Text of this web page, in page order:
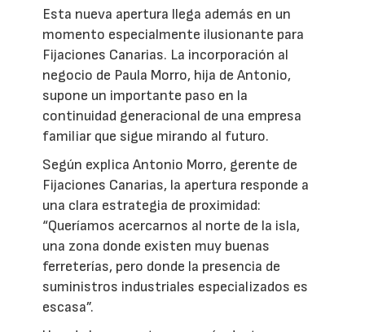
Esta nueva apertura llega además en un
momento especialmente ilusionante para
Fijaciones Canarias. La incorporación al
negocio de Paula Morro, hija de Antonio,
supone un importante paso en la
continuidad generacional de una empresa
familiar que sigue mirando al futuro.
Según explica Antonio Morro, gerente de
Fijaciones Canarias, la apertura responde a
una clara estrategia de proximidad:
“Queríamos acercarnos al norte de la isla,
una zona donde existen muy buenas
ferreterías, pero donde la presencia de
suministros industriales especializados es
escasa”.